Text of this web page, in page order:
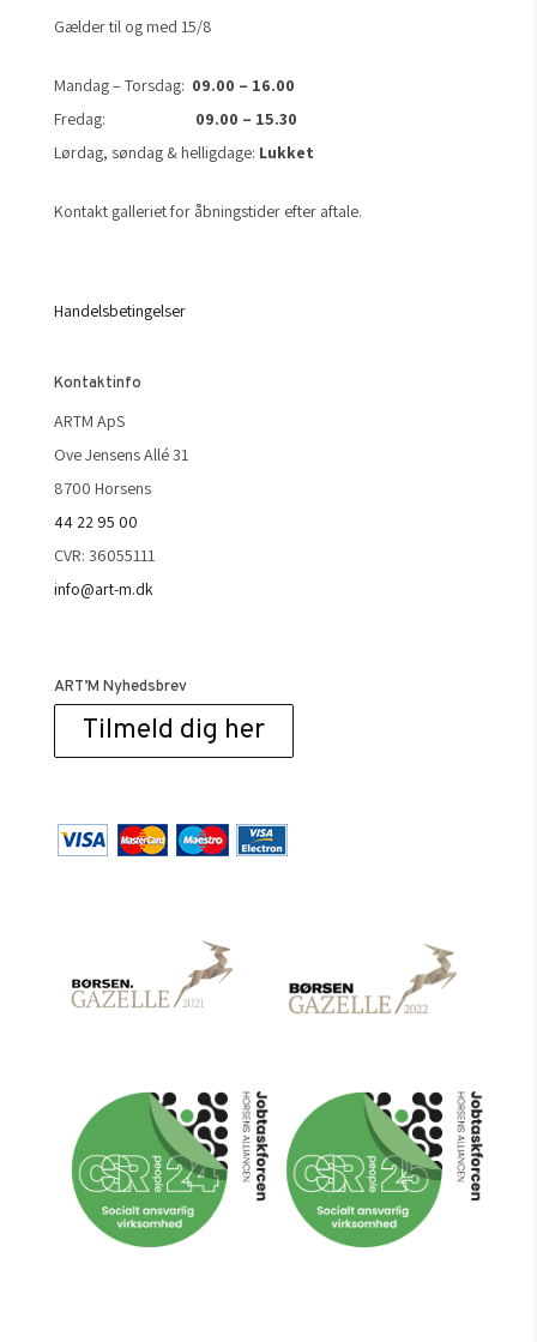
Gælder til og med 15/8
Mandag – Torsdag: 09.00 – 16.00
Fredag: 09.00 – 15.30
Lørdag, søndag & helligdage: Lukket
Kontakt galleriet for åbningstider efter aftale.
Handelsbetingelser
Kontaktinfo
ARTM ApS
Ove Jensens Allé 31
8700 Horsens
44 22 95 00
CVR: 36055111
info@art-m.dk
ART’M Nyhedsbrev
Tilmeld dig her